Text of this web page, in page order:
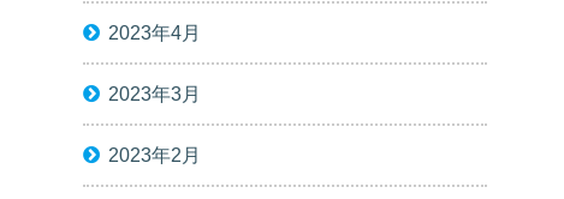
2023年4月
2023年3月
2023年2月